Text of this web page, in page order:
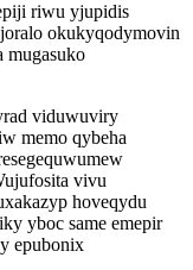
riwu yjupidis
okukyqodymovin
mugasuko
viduwuviry
memo qybeha
vivu
hoveqydu
yboc same emepir
epubonix